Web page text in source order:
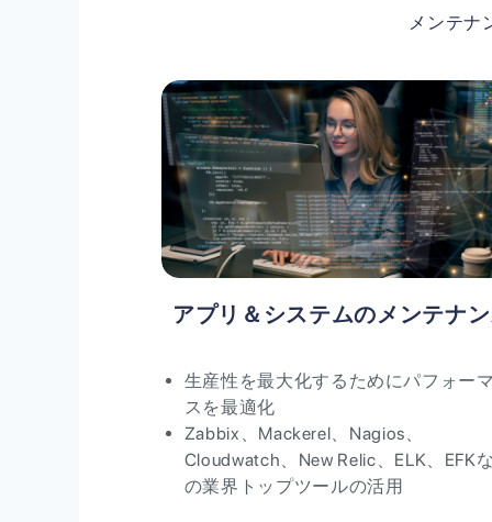
メンテナ
アプリ＆システムのメンテナ
生産性を最大化するためにパフォー
スを最適化
Zabbix、Mackerel、Nagios、
Cloudwatch、New Relic、ELK、EFK
の業界トップツールの活用